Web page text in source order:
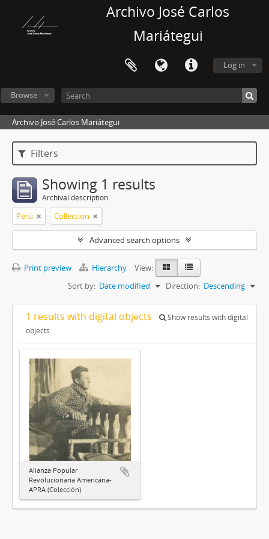
Archivo José Carlos
Mariátegui
Log in
Browse
Archivo José Carlos Mariátegui
Filters
Showing 1 results
Archival description
Perú Collection
Advanced search options
Print preview Hierarchy
View:
Sort by: Date modified Direction: Descending
1 results with digital objects
Show results with digital
objects
Alianza Popular
Revolucionaria Americana-
APRA (Colección)